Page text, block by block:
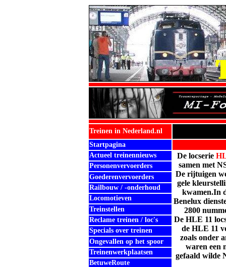
Treinen in Nederland.nl
Startpagina
Actueel treinennieuws
De locserie
samen met
De rijtuigen
gele
kwamen.In
Benelux
2800
De HLE 11
de HLE 11
zoals onder
waren een
gefaald wilde
Personenvervoerders
Goederenvervoerders
Railbouw / -onderhoud
Locomotieven
Treinstellen
Reclame treinen / loc's
Specials over treinen
Ongevallen op het spoor
Treinenwerkplaatsen
BetuweRoute